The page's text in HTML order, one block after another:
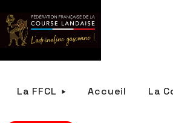
La FFCL Accueil La